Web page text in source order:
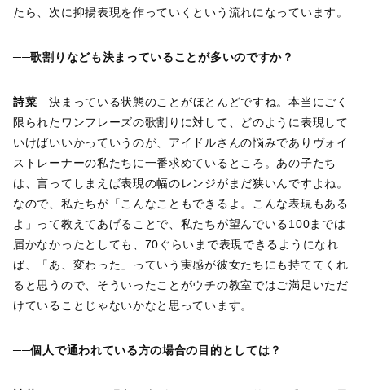
たら、次に抑揚表現を作っていくという流れになっています。
──歌割りなども決まっていることが多いのですか？
詩菜 決まっている状態のことがほとんどですね。本当にごく
限られたワンフレーズの歌割りに対して、どのように表現して
いけばいいかっていうのが、アイドルさんの悩みでありヴォイ
ストレーナーの私たちに一番求めているところ。あの子たち
は、言ってしまえば表現の幅のレンジがまだ狭いんですよね。
なので、私たちが「こんなこともできるよ。こんな表現もある
よ」って教えてあげることで、私たちが望んでいる100までは
届かなかったとしても、70ぐらいまで表現できるようになれ
ば、「あ、変わった」っていう実感が彼女たちにも持ててくれ
ると思うので、そういったことがウチの教室ではご満足いただ
けていることじゃないかなと思っています。
──個人で通われている方の場合の目的としては？